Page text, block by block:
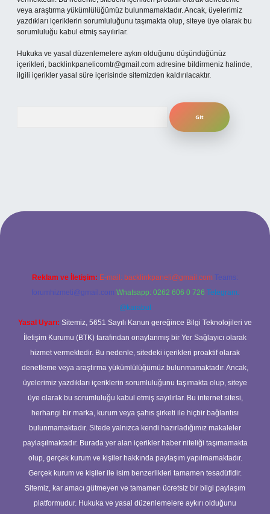
veya araştırma yükümlülüğümüz bulunmamaktadır. Ancak, üyelerimiz
yazdıkları içeriklerin sorumluluğunu taşımakta olup, siteye üye olarak bu
sorumluluğu kabul etmiş sayılırlar.
Hukuka ve yasal düzenlemelere aykırı olduğunu düşündüğünüz
içerikleri, backlinkpanelicomtr@gmail.com adresine bildirmeniz halinde,
ilgili içerikler yasal süre içerisinde sitemizden kaldırılacaktır.
Reklam ve İletişim: E-mail: backlinkpaneli@gmail.com Teams:
forumhizmeti@gmail.com Whatsapp: 0262 606 0 726 Telegram:
@karabul
Yasal Uyarı: Sitemiz, 5651 Sayılı Kanun gereğince Bilgi Teknolojileri ve
İletişim Kurumu (BTK) tarafından onaylanmış bir Yer Sağlayıcı olarak
hizmet vermektedir. Bu nedenle, sitedeki içerikleri proaktif olarak
denetleme veya araştırma yükümlülüğümüz bulunmamaktadır. Ancak,
üyelerimiz yazdıkları içeriklerin sorumluluğunu taşımakta olup, siteye
üye olarak bu sorumluluğu kabul etmiş sayılırlar. Bu internet sitesi,
herhangi bir marka, kurum veya şahıs şirketi ile hiçbir bağlantısı
bulunmamaktadır. Sitede yalnızca kendi hazırladığımız makaleler
paylaşılmaktadır. Burada yer alan içerikler haber niteliği taşımamakta
olup, gerçek kurum ve kişiler hakkında paylaşım yapılmamaktadır.
Gerçek kurum ve kişiler ile isim benzerlikleri tamamen tesadüfidir.
Sitemiz, kar amacı gütmeyen ve tamamen ücretsiz bir bilgi paylaşım
platformudur. Hukuka ve yasal düzenlemelere aykırı olduğunu